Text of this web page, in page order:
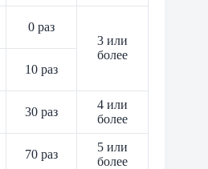
0 раз
3 или
более
10 раз
30 раз
4 или
более
70 раз
5 или
более